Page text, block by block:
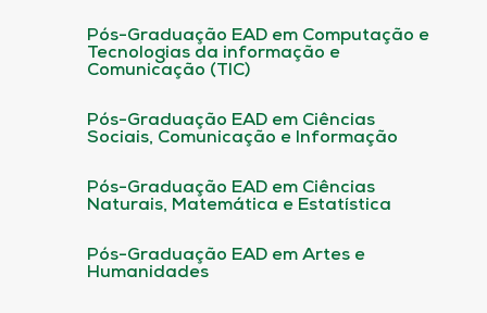
Pós-Graduação EAD em Computação e
Tecnologias da informação e
Comunicação (TIC)
Pós-Graduação EAD em Ciências
Sociais, Comunicação e Informação
Pós-Graduação EAD em Ciências
Naturais, Matemática e Estatística
Pós-Graduação EAD em Artes e
Humanidades